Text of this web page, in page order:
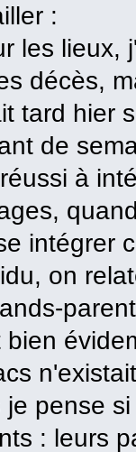
:
les lieux,
décès,
tard hier
de
à
intégrer
on
bien
je pense
: leurs